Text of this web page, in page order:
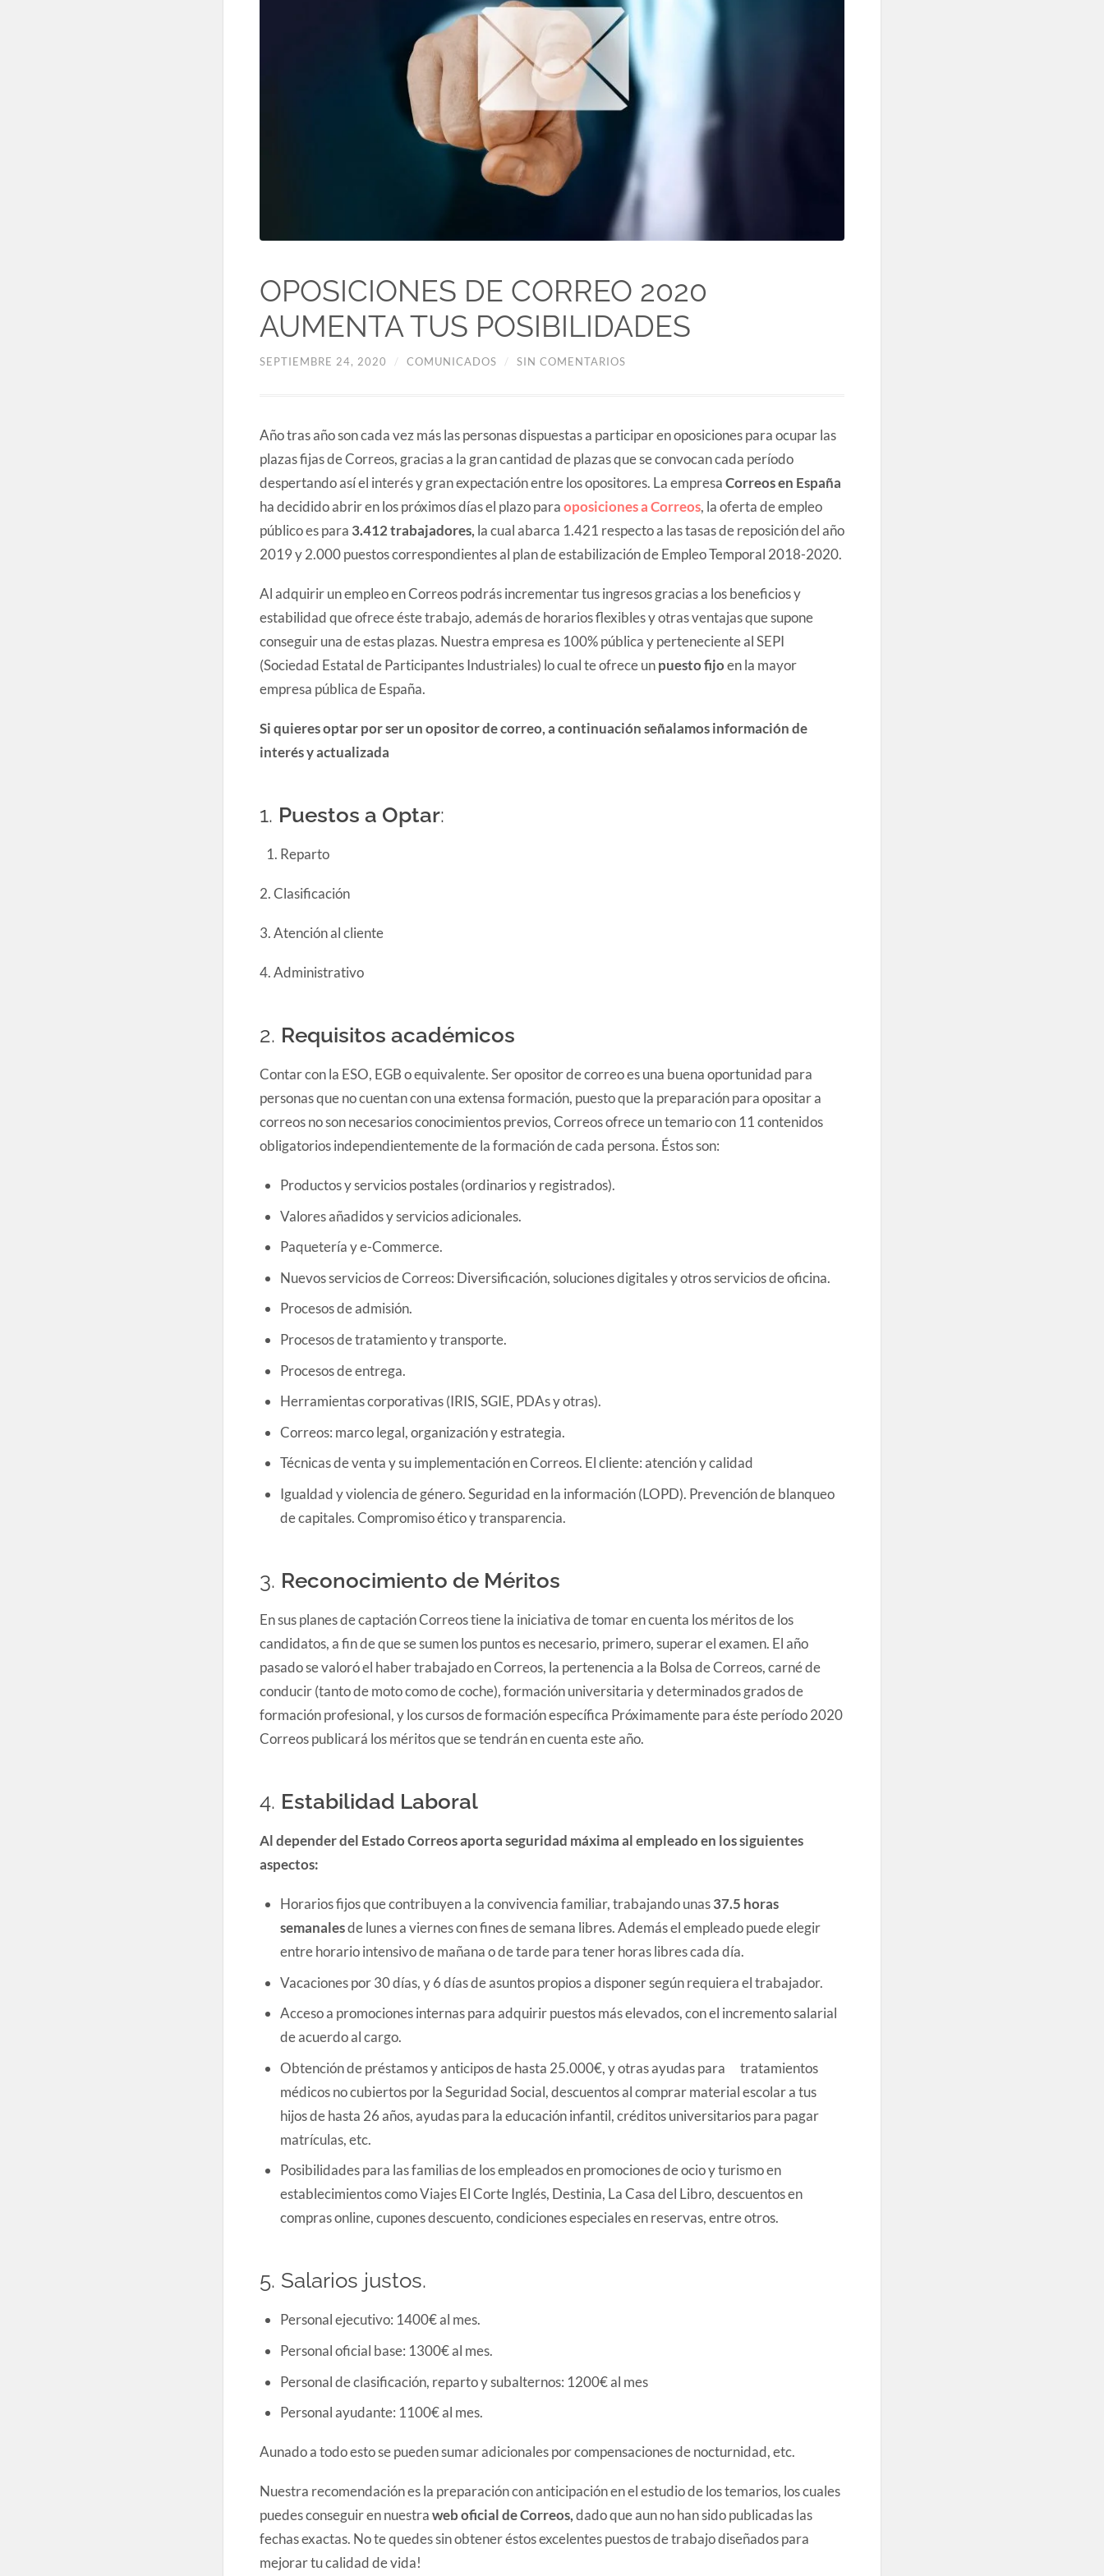
OPOSICIONES DE CORREO 2020
AUMENTA TUS POSIBILIDADES
SEPTIEMBRE 24, 2020 / COMUNICADOS / SIN COMENTARIOS
Año tras año son cada vez más las personas dispuestas a participar en oposiciones para ocupar las
plazas fijas de Correos, gracias a la gran cantidad de plazas que se convocan cada período
despertando así el interés y gran expectación entre los opositores. La empresaCorreos en España
ha decidido abrir en los próximos días el plazo paraoposiciones a Correos, la oferta de empleo
público es para 3.412 trabajadores, la cual abarca 1.421 respecto a las tasas de reposición del año
2019 y 2.000 puestos correspondientes al plan de estabilización de Empleo Temporal 2018-2020.
Al adquirir un empleo en Correos podrás incrementar tus ingresos gracias a los beneficios y
estabilidad que ofrece éste trabajo, además de horarios flexibles y otras ventajas que supone
conseguir una de estas plazas. Nuestra empresa es 100% pública y perteneciente al SEPI
(Sociedad Estatal de Participantes Industriales) lo cual te ofrece unpuesto fijoen la mayor
empresa pública de España.
Si quieres optar por ser un opositor de correo, a continuación señalamos información de
interés y actualizada
1. Puestos a Optar:
Reparto
2. Clasificación
3. Atención al cliente
4. Administrativo
2. Requisitos académicos
Contar con la ESO, EGB o equivalente. Ser opositor de correo es una buena oportunidad para
personas que no cuentan con una extensa formación, puesto que la preparación para opositar a
correos no son necesarios conocimientos previos, Correos ofrece un temario con 11 contenidos
obligatorios independientemente de la formación de cada persona. Éstos son:
Productos y servicios postales (ordinarios y registrados).
Valores añadidos y servicios adicionales.
Paquetería y e-Commerce.
Nuevos servicios de Correos: Diversificación, soluciones digitales y otros servicios de oficina.
Procesos de admisión.
Procesos de tratamiento y transporte.
Procesos de entrega.
Herramientas corporativas (IRIS, SGIE, PDAs y otras).
Correos: marco legal, organización y estrategia.
Técnicas de venta y su implementación en Correos. El cliente: atención y calidad
Igualdad y violencia de género. Seguridad en la información (LOPD). Prevención de blanqueo
de capitales. Compromiso ético y transparencia.
3. Reconocimiento de Méritos
En sus planes de captación Correos tiene la iniciativa de tomar en cuenta los méritos de los
candidatos, a fin de que se sumen los puntos es necesario, primero, superar el examen. El año
pasado se valoró el haber trabajado en Correos, la pertenencia a la Bolsa de Correos, carné de
conducir (tanto de moto como de coche), formación universitaria y determinados grados de
formación profesional, y los cursos de formación específica Próximamente para éste período 2020
Correos publicará los méritos que se tendrán en cuenta este año.
4. Estabilidad Laboral
Al depender del Estado Correos aporta seguridad máxima al empleado en los siguientes
aspectos:
Horarios fijos que contribuyen a la convivencia familiar, trabajando unas37.5 horas
semanalesde lunes a viernes con fines de semana libres. Además el empleado puede elegir
entre horario intensivo de mañana o de tarde para tener horas libres cada día.
Vacaciones por 30 días, y 6 días de asuntos propios a disponer según requiera el trabajador.
Acceso a promociones internas para adquirir puestos más elevados, con el incremento salarial
de acuerdo al cargo.
Obtención de préstamos y anticipos de hasta 25.000€, y otras ayudas para tratamientos
médicos no cubiertos por la Seguridad Social, descuentos al comprar material escolar a tus
hijos de hasta 26 años, ayudas para la educación infantil, créditos universitarios para pagar
matrículas, etc.
Posibilidades para las familias de los empleados en promociones de ocio y turismo en
establecimientos como Viajes El Corte Inglés, Destinia, La Casa del Libro, descuentos en
compras online, cupones descuento, condiciones especiales en reservas, entre otros.
5. Salarios justos.
Personal ejecutivo: 1400€ al mes.
Personal oficial base: 1300€ al mes.
Personal de clasificación, reparto y subalternos: 1200€ al mes
Personal ayudante: 1100€ al mes.
Aunado a todo esto se pueden sumar adicionales por compensaciones de nocturnidad, etc.
Nuestra recomendación es la preparación con anticipación en el estudio de los temarios, los cuales
puedes conseguir en nuestraweb oficial de Correos, dado que aun no han sido publicadas las
fechas exactas. No te quedes sin obtener éstos excelentes puestos de trabajo diseñados para
mejorar tu calidad de vida!